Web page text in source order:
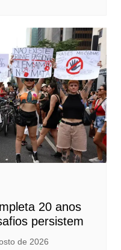
20 anos
persistem
de 2026